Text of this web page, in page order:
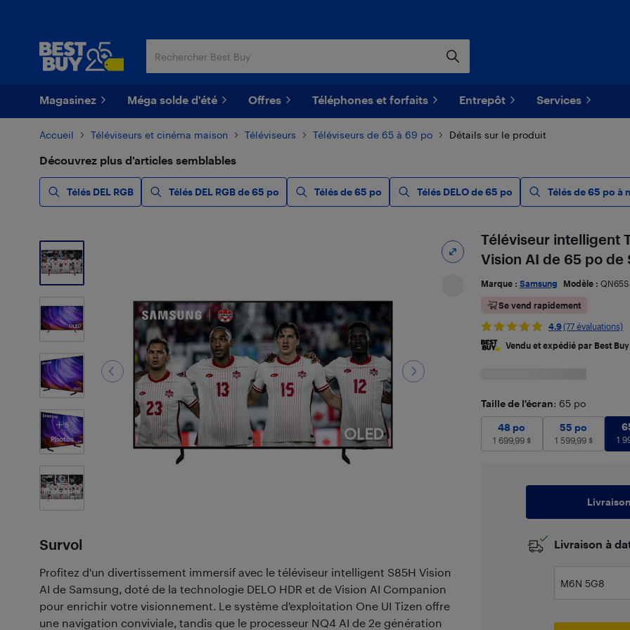
Magasinez Méga solde d'été Offres Téléphones et forfaits Entrepôt Services
Accueil Téléviseurs et cinéma maison Téléviseurs Téléviseurs de 65 à 69 po Détails sur le produit
Découvrez plus d’articles semblables
Télés DEL RGB Télés DEL RGB de 65 po Télés de 65 po Télés DELO de 65 po Télés de 65 po à
5
Photos
Photos des
Clients(1)
Survol
Profitez d'un divertissement immersif avec le téléviseur intelligent S85H Vision
AI de Samsung, doté de la technologie DELO HDR et de Vision AI Companion
pour enrichir votre visionnement. Le système d'exploitation One UI Tizen offre
une navigation conviviale, tandis que le processeur NQ4 AI de 2e génération
Téléviseur intelligent
Vision AI de 65 po de
Marque : Samsung Modèle :
Se vend rapidement
4.9 (77 évaluations)
Vendu et expédié par Best Buy
Taille de l'écran: 65 po
48 po
1 699,99$
48 po
1 699,99$
55 po 1
55 po
1 599,99$ 1
Livraison
​Livraison à